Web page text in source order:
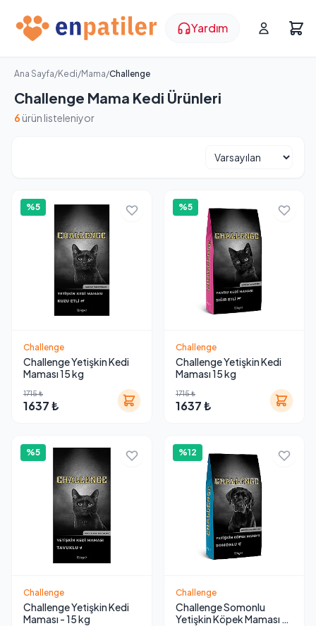
Yardım
Ana Sayfa/Kedi/Mama/Challenge
Challenge Mama Kedi Ürünleri
6 ürün listeleniyor
%5
Challenge
Challenge Yetişkin Kedi
Maması 15 kg
1715 ₺
1637 ₺
%5
Challenge
Challenge Yetişkin Kedi
Maması 15 kg
1715 ₺
1637 ₺
%5
Challenge
Challenge Yetişkin Kedi
Maması - 15 kg
%12
Challenge
Challenge Somonlu
Yetişkin Köpek Maması 15